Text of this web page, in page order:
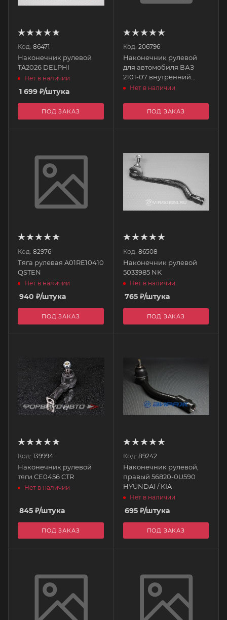
Код: 86471
Наконечник рулевой
TA2026 DELPHI
Нет в наличии
1 699 ₽/штука
ПОД ЗАКАЗ
Код: 206796
Наконечник рулевой
для автомобиля ВАЗ
2101-07 внутренний
левый (длинный) 21010-
Нет в наличии
ПОД ЗАКАЗ
Код: 82976
Тяга рулевая A01RE10410
QSTEN
Нет в наличии
940 ₽/штука
ПОД ЗАКАЗ
Код: 86508
Наконечник рулевой
5033985 NK
Нет в наличии
765₽/штука
ПОД ЗАКАЗ
Код: 139994
Наконечник рулевой
тяги CE0456 CTR
Нет в наличии
845 ₽/штука
ПОД ЗАКАЗ
Код: 89242
Наконечник рулевой,
правый 56820-0U590
HYUNDAI / KIA
Нет в наличии
695₽/штука
ПОД ЗАКАЗ